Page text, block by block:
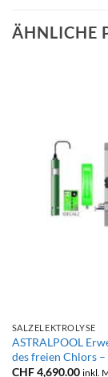
ÄHNLICHE
SALZELEKTROLYSE
ASTRALPOOL
des freien Chlors
CHF4,690.00 inkl.